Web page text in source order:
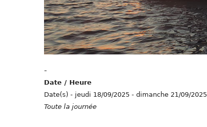
-
Date / Heure
Date(s) - jeudi 18/09/2025 - dimanche 21/09/2025
Toute la journée